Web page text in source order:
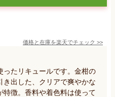
価格と在庫を楽天でチェック >>
ったリキュールです。金柑の
出した、クリアで爽やかな
徴。香料や着色料は使って